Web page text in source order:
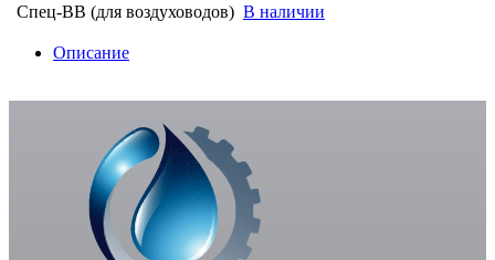
Спец-ВВ (для воздуховодов) В наличии
Описание